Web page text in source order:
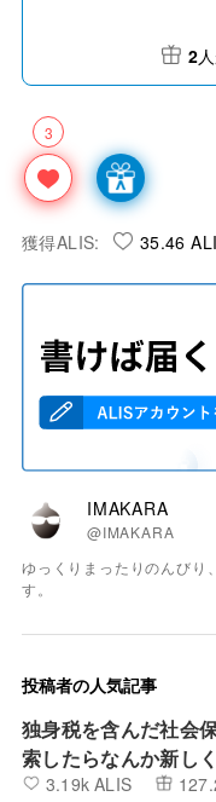
3
2
獲得ALIS: 35.46
IMAKARA
@IMAKARA
ゆっくりまったりのんびり
す。
投稿者の人気記事
独身税を含んだ社会
索したらなんか新し
ぽ】3.19k ALIS